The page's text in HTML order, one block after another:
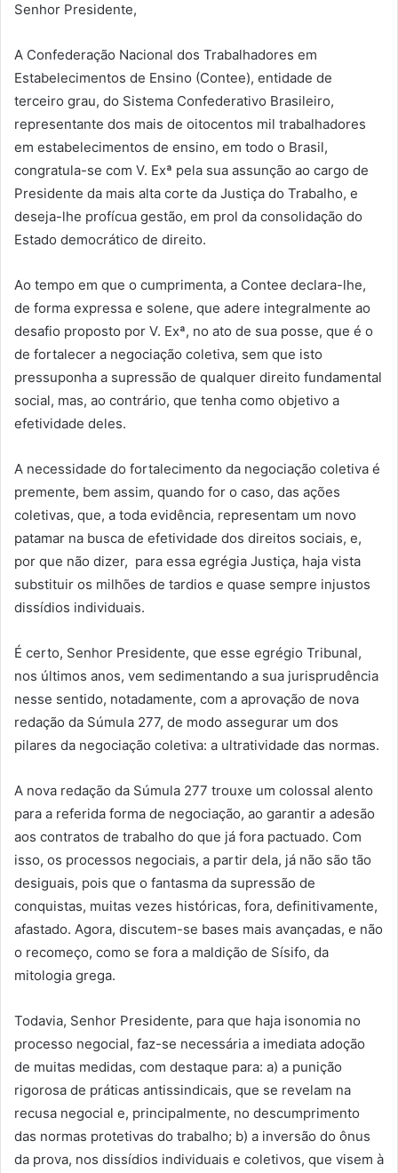
Senhor Presidente,
A Confederação Nacional dos Trabalhadores em
Estabelecimentos de Ensino (Contee), entidade de
terceiro grau, do Sistema Confederativo Brasileiro,
representante dos mais de oitocentos mil trabalhadores
em estabelecimentos de ensino, em todo o Brasil,
congratula-se com V. Exª pela sua assunção ao cargo de
Presidente da mais alta corte da Justiça do Trabalho, e
deseja-lhe profícua gestão, em prol da consolidação do
Estado democrático de direito.
Ao tempo em que o cumprimenta, a Contee declara-lhe,
de forma expressa e solene, que adere integralmente ao
desafio proposto por V. Exª, no ato de sua posse, que é o
de fortalecer a negociação coletiva, sem que isto
pressuponha a supressão de qualquer direito fundamental
social, mas, ao contrário, que tenha como objetivo a
efetividade deles.
A necessidade do fortalecimento da negociação coletiva é
premente, bem assim, quando for o caso, das ações
coletivas, que, a toda evidência, representam um novo
patamar na busca de efetividade dos direitos sociais, e,
por que não dizer, para essa egrégia Justiça, haja vista
substituir os milhões de tardios e quase sempre injustos
dissídios individuais.
É certo, Senhor Presidente, que esse egrégio Tribunal,
nos últimos anos, vem sedimentando a sua jurisprudência
nesse sentido, notadamente, com a aprovação de nova
redação da Súmula 277, de modo assegurar um dos
pilares da negociação coletiva: a ultratividade das normas.
A nova redação da Súmula 277 trouxe um colossal alento
para a referida forma de negociação, ao garantir a adesão
aos contratos de trabalho do que já fora pactuado. Com
isso, os processos negociais, a partir dela, já não são tão
desiguais, pois que o fantasma da supressão de
conquistas, muitas vezes históricas, fora, definitivamente,
afastado. Agora, discutem-se bases mais avançadas, e não
o recomeço, como se fora a maldição de Sísifo, da
mitologia grega.
Todavia, Senhor Presidente, para que haja isonomia no
processo negocial, faz-se necessária a imediata adoção
de muitas medidas, com destaque para: a) a punição
rigorosa de práticas antissindicais, que se revelam na
recusa negocial e, principalmente, no descumprimento
das normas protetivas do trabalho; b) a inversão do ônus
da prova, nos dissídios individuais e coletivos, que visem à